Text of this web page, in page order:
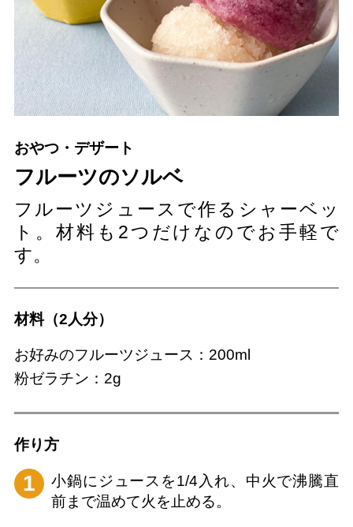
おやつ・デザート
フルーツのソルベ
フルーツジュースで作るシャーベッ
ト。材料も2つだけなのでお手軽で
す。
材料（2人分）
お好みのフルーツジュース：200ml
粉ゼラチン：2g
作り⽅
1
小鍋にジュースを1/4入れ、中火で沸騰直
前まで温めて火を止める。